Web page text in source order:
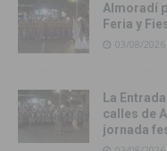
Almoradí
Feria y
03/08/2026
La
calles de
jornada